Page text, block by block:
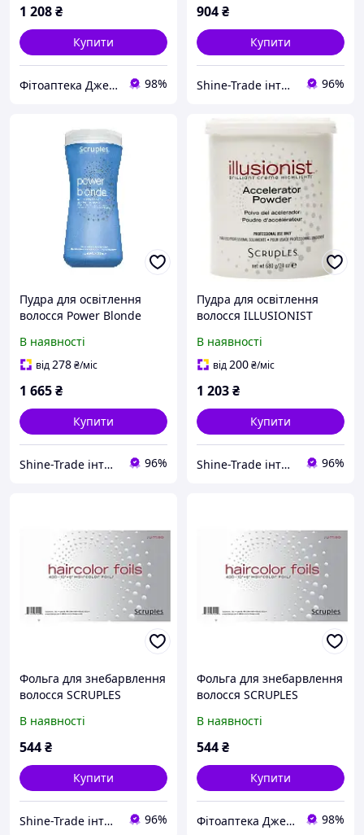
1 208₴
Купити
Фітоаптека Джерело здоров'я 98%
904₴
Купити
Shine-Trade інтернет-магазин 96%
Пудра для освітлення
волосся Power Blonde
В наявності
від278₴/міс
1 665₴
Купити
Shine-Trade інтернет-магазин 96%
Пудра для освітлення
волосся ILLUSIONIST
В наявності
від200₴/міс
1 203₴
Купити
Shine-Trade інтернет-магазин 96%
Фольга для знебарвлення
волосся SCRUPLES
x 6")
В наявності
544₴
Купити
Shine-Trade інтернет-магазин 96%
Фольга для знебарвлення
волосся SCRUPLES
x 6")
В наявності
544₴
Купити
Фітоаптека Джерело здоров'я 98%